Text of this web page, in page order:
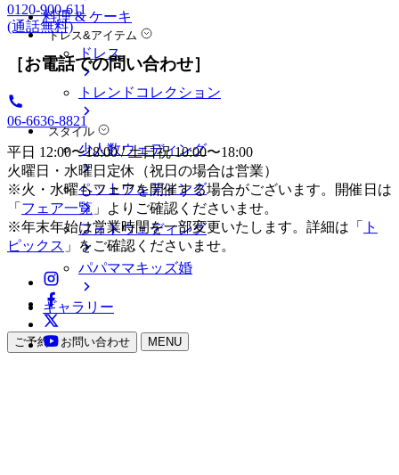
料理 & ケーキ
ドレス&アイテム
ドレス
トレンドコレクション
スタイル
少人数ウェディング
ペットウェディング
フォトウェディング
パパママキッズ婚
ギャラリー
ご予約・お問い合わせ MENU
0120-900-611
(通話無料)
［お電話での問い合わせ］
06-6636-8821
平日 12:00〜18:00 / 土日祝 10:00〜18:00
火曜日・水曜日定休（祝日の場合は営業）
※火・水曜もフェアを開催する場合がございます。開催日は
「 フェア一覧 」よりご確認くださいませ。
※年末年始は営業時間を一部変更いたします。詳細は「
ト
ピックス 」をご確認くださいませ。